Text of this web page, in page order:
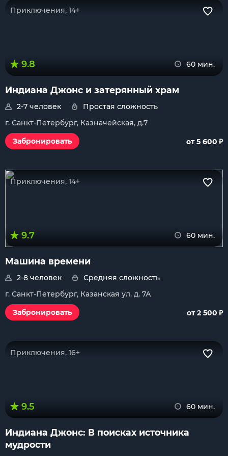
Приключения, 14+
9.8 60 мин.
Индиана Джонс и затерянный храм
2-7 человек
Простая сложность
г. Санкт-Петербург, Казначейская, д.7
Забронировать
от 5 600 ₽
Приключения, 14+
9.7 60 мин.
Машина времени
2-8 человек
Средняя сложность
г. Санкт-Петербург, Казанская ул. д. 7А
Забронировать
от 2 500 ₽
Приключения, 16+
9.5 60 мин.
Индиана Джонс: В поисках источника
мудрости